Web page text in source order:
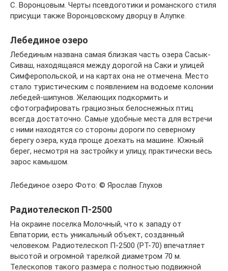
С. Воронцовым. Черты псевдоготики и романского стиля
присущи также Воронцовскому дворцу в Алупке.
Лебединое озеро
Лебединым названа самая близкая часть озера Сасык-
Сиваш, находящаяся между дорогой на Саки и улицей
Симферопольской, и на картах она не отмечена. Место
стало туристическим с появлением на водоеме колонии
лебедей-шипунов. Желающих подкормить и
сфотографировать грациозных белоснежных птиц
всегда достаточно. Самые удобные места для встречи
с ними находятся со стороны дороги по северному
берегу озера, куда проще доехать на машине. Южный
берег, несмотря на застройку и улицу, практически весь
зарос камышом.
Лебединое озеро Фото: © Ярослав Глухов
Радиотелескоп П-2500
На окраине поселка Молочный, что к западу от
Евпатории, есть уникальный объект, созданный
человеком. Радиотелескоп П-2500 (РТ-70) впечатляет
высотой и огромной тарелкой диаметром 70 м.
Телескопов такого размера с полностью подвижной